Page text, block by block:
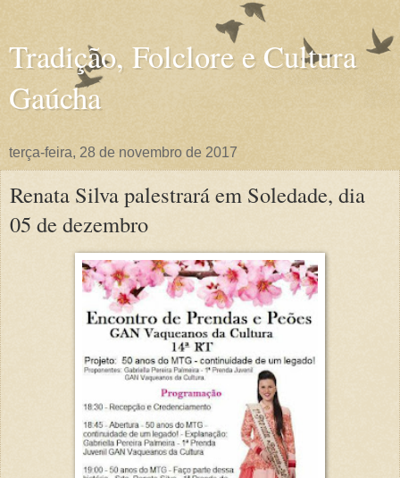
Tradição, Folclore e Cultura
Gaúcha
terça-feira, 28 de novembro de 2017
Renata Silva palestrará em Soledade, dia
05 de dezembro